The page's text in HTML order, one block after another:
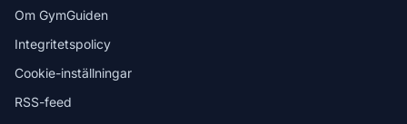
Om GymGuiden
Integritetspolicy
Cookie-inställningar
RSS-feed